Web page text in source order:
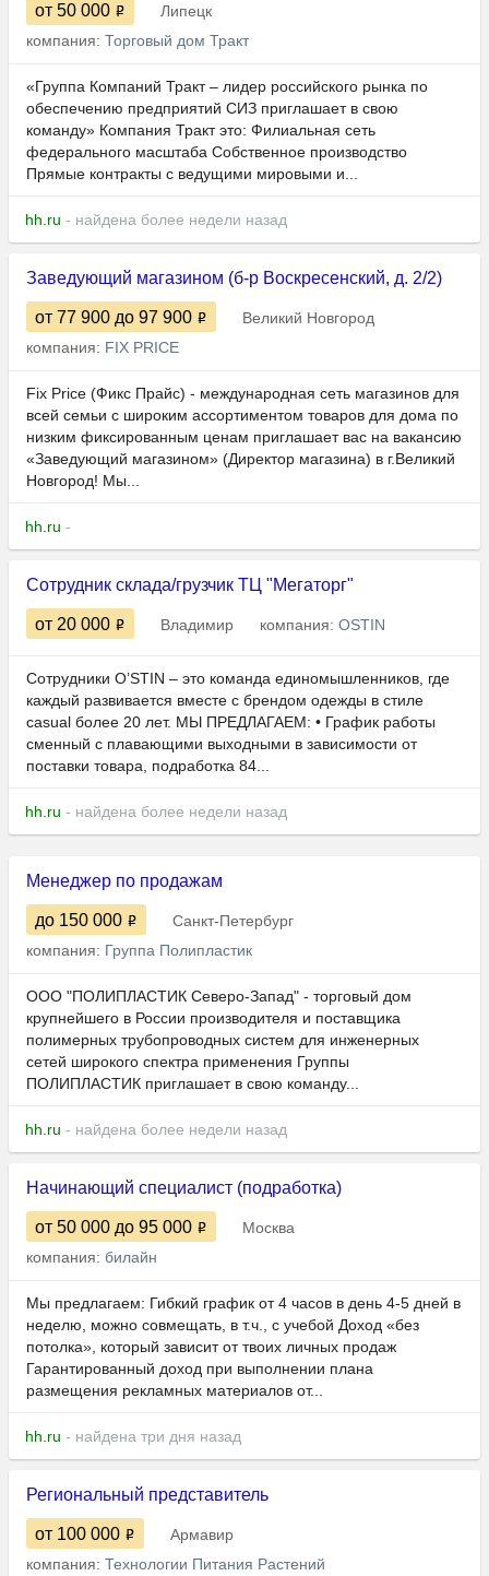
от 50 000
Липецк
компания: Торговый дом Тракт
«Группа Компаний Тракт – лидер российского рынка по
обеспечению предприятий СИЗ приглашает в свою
команду» Компания Тракт это: Филиальная сеть
федерального масштаба Собственное производство
Прямые контракты с ведущими мировыми и...
hh.ru - найдена более недели назад
Заведующий магазином (б-р Воскресенский, д. 2/2)
от 77 900 до 97 900
Великий Новгород
компания: FIX PRICE
Fix Price (Фикс Прайс) - международная сеть магазинов для
всей семьи с широким ассортиментом товаров для дома по
низким фиксированным ценам приглашает вас на вакансию
«Заведующий магазином» (Директор магазина) в г.Великий
Новгород! Мы...
hh.ru -
Сотрудник склада/грузчик ТЦ "Мегаторг"
от 20 000 Владимир компания: OSTIN
Сотрудники O’STIN – это команда единомышленников, где
каждый развивается вместе с брендом одежды в стиле
casual более 20 лет. МЫ ПРЕДЛАГАЕМ: • График работы
сменный с плавающими выходными в зависимости от
поставки товара, подработка 84...
hh.ru - найдена более недели назад
Менеджер по продажам
до 150 000
Санкт-Петербург
компания: Группа Полипластик
ООО "ПОЛИПЛАСТИК Северо-Запад" - торговый дом
крупнейшего в России производителя и поставщика
полимерных трубопроводных систем для инженерных
сетей широкого спектра применения Группы
ПОЛИПЛАСТИК приглашает в свою команду...
hh.ru - найдена более недели назад
Начинающий специалист (подработка)
от 50 000 до 95 000
Москва
компания: билайн
Мы предлагаем: Гибкий график от 4 часов в день 4-5 дней в
неделю, можно совмещать, в т.ч., с учебой Доход «без
потолка», который зависит от твоих личных продаж
Гарантированный доход при выполнении плана
размещения рекламных материалов от...
hh.ru - найдена три дня назад
Региональный представитель
от 100 000
Армавир
компания: Технологии Питания Растений